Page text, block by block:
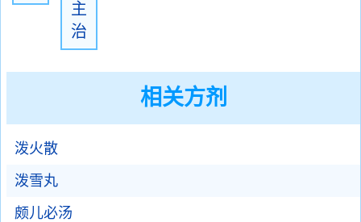
主
治
相关方剂
泼火散
泼雪丸
颇儿必汤